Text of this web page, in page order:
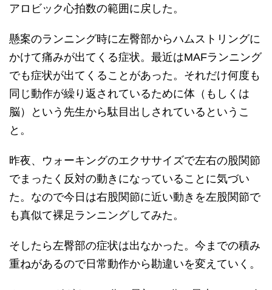
アロビック心拍数の範囲に戻した。
懸案のランニング時に左臀部からハムストリングに
かけて痛みが出てくる症状。最近はMAFランニング
でも症状が出てくることがあった。それだけ何度も
同じ動作が繰り返されているために体（もしくは
脳）という先生から駄目出しされているというこ
と。
昨夜、ウォーキングのエクササイズで左右の股関節
でまったく反対の動きになっていることに気づい
た。なので今日は右股関節に近い動きを左股関節で
も真似て裸足ランニングしてみた。
そしたら左臀部の症状は出なかった。今までの積み
重ねがあるので日常動作から勘違いを変えていく。